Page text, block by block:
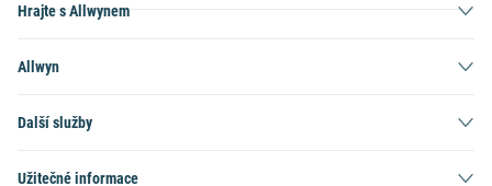
Hrajte s Allwynem
Allwyn
Další služby
Užitečné informace